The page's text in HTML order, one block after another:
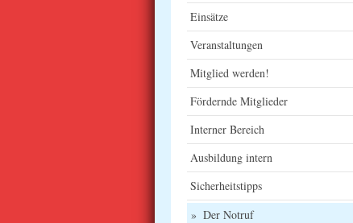
Einsätze
Veranstaltungen
Mitglied werden!
Fördernde Mitglieder
Interner Bereich
Ausbildung intern
Sicherheitstipps
Der Notruf